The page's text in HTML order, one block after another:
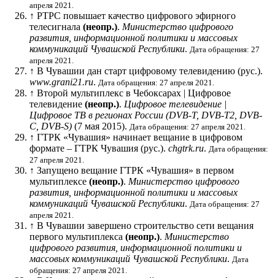
апреля 2021.
↑ РТРС повышает качество цифрового эфирного
телесигнала (неопр.). Министерство цифрового
развития, информационной политики и массовых
коммуникаций Чувашской Республики. Дата обращения: 27
апреля 2021.
↑ В Чувашии дан старт цифровому телевидению (рус.).
www.grani21.ru. Дата обращения: 27 апреля 2021.
↑ Второй мультиплекс в Чебоксарах | Цифровое
телевидение (неопр.). Цифровое телевидение |
Цифровое ТВ в регионах России (DVB-T, DVB-T2, DVB-
C, DVB-S) (7 мая 2015). Дата обращения: 27 апреля 2021.
↑ ГТРК «Чувашия» начинает вещание в цифровом
формате – ГТРК Чувашия (рус.). chgtrk.ru. Дата обращения:
27 апреля 2021.
↑ Запущено вещание ГТРК «Чувашия» в первом
мультиплексе (неопр.). Министерство цифрового
развития, информационной политики и массовых
коммуникаций Чувашской Республики. Дата обращения: 27
апреля 2021.
↑ В Чувашии завершено строительство сети вещания
первого мультиплекса (неопр.). Министерство
цифрового развития, информационной политики и
массовых коммуникаций Чувашской Республики. Дата
обращения: 27 апреля 2021.